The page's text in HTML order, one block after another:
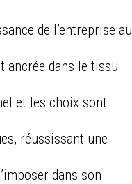
de l’entreprise au
ancrée dans le tissu
et les choix sont
réussissant une
dans son